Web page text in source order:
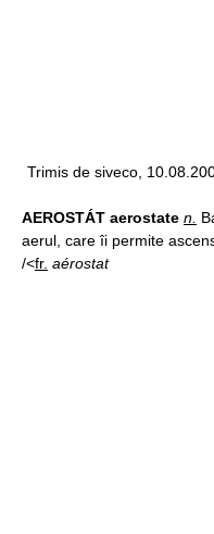
Trimis de siveco,
AEROSTÁT aerostate n.
aerul, care îi permite
/<fr. aérostat